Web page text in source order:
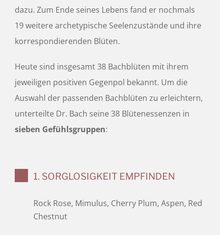
dazu. Zum Ende seines Lebens fand er nochmals
19 weitere archetypische Seelenzustände und ihre
korrespondierenden Blüten.
Heute sind insgesamt 38 Bachblüten mit ihrem
jeweiligen positiven Gegenpol bekannt. Um die
Auswahl der passenden Bachblüten zu erleichtern,
unterteilte Dr. Bach seine 38 Blütenessenzen in
sieben Gefühlsgruppen:
1. SORGLOSIGKEIT EMPFINDEN
Rock Rose, Mimulus, Cherry Plum, Aspen, Red
Chestnut